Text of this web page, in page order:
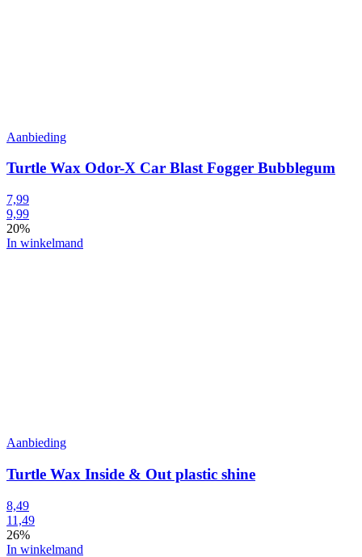
Aanbieding
Turtle Wax Odor-X Car Blast Fogger Bubblegum
7,99
9,99
20%
In winkelmand
Aanbieding
Turtle Wax Inside & Out plastic shine
8,49
11,49
26%
In winkelmand